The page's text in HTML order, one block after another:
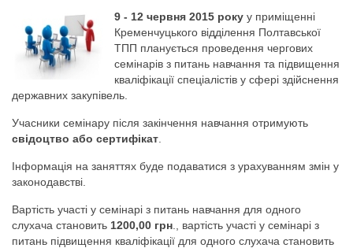
9 - 12 червня 2015 року у приміщенні
Кременчуцького відділення Полтавської
ТПП планується проведення чергових
семінарів з питань навчання та підвищення
кваліфікації спеціалістів у сфері здійснення
державних закупівель.
Учасники семінару після закінчення навчання отримують
свідоцтво або сертифікат
Інформація на заняттях буде подаватися з урахуванням змін у
законодавстві.
Вартість участі у семінарі з питань навчання для одного
слухача становить 1200,00 грн ., вартість участі у семінарі з
питань підвищення кваліфікації для одного слухача становить